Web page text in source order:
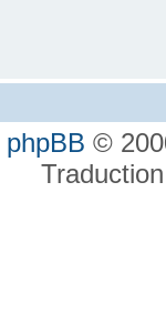
phpBB ©